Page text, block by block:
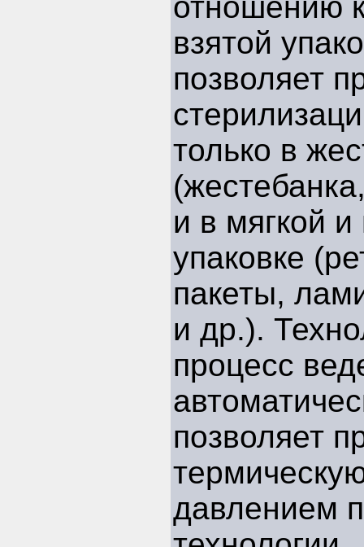
взятой
позволяет
только в
и в мягкой
упаковке
пакеты,
и др.).
процесс
позволяет
давлением